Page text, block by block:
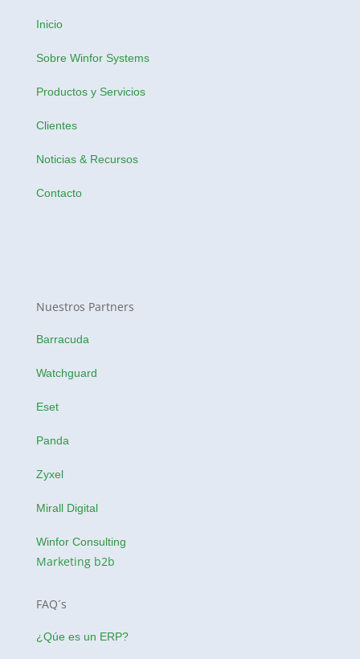
Inicio
Sobre Winfor Systems
Productos y Servicios
Clientes
Noticias & Recursos
Contacto
Nuestros Partners
Barracuda
Watchguard
Eset
Panda
Zyxel
Mirall Digital
Winfor Consulting
Marketing b2b
FAQ´s
¿Qúe es un ERP?